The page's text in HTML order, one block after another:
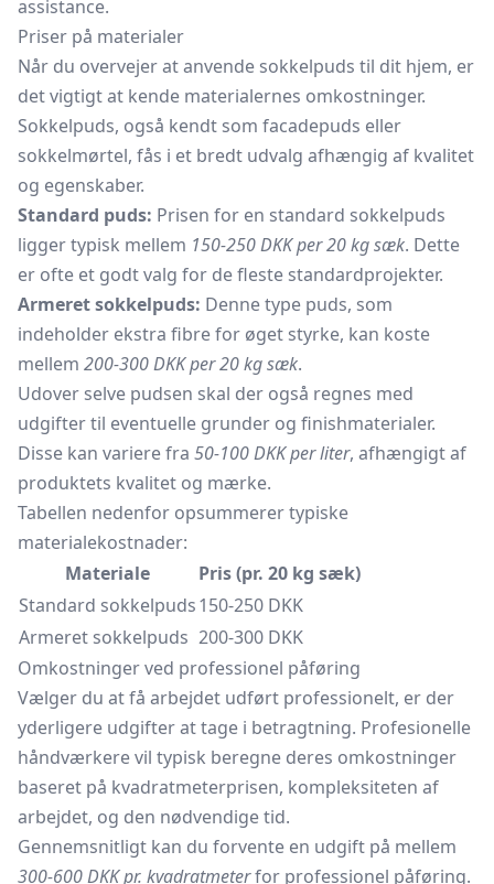
assistance.
Priser på materialer
Når du overvejer at anvende sokkelpuds til dit hjem, er
det vigtigt at kende materialernes omkostninger.
Sokkelpuds, også kendt som facadepuds eller
sokkelmørtel, fås i et bredt udvalg afhængig af kvalitet
og egenskaber.
Standard puds: Prisen for en standard sokkelpuds
ligger typisk mellem 150-250 DKK per 20 kg sæk. Dette
er ofte et godt valg for de fleste standardprojekter.
Armeret sokkelpuds: Denne type puds, som
indeholder ekstra fibre for øget styrke, kan koste
mellem 200-300 DKK per 20 kg sæk.
Udover selve pudsen skal der også regnes med
udgifter til eventuelle grunder og finishmaterialer.
Disse kan variere fra 50-100 DKK per liter, afhængigt af
produktets kvalitet og mærke.
Tabellen nedenfor opsummerer typiske
materialekostnader:
Materiale
Pris (pr. 20 kg sæk)
Standard sokkelpuds150-250 DKK
Armeret sokkelpuds 200-300 DKK
Omkostninger ved professionel påføring
Vælger du at få arbejdet udført professionelt, er der
yderligere udgifter at tage i betragtning. Profesionelle
håndværkere vil typisk beregne deres omkostninger
baseret på kvadratmeterprisen, kompleksiteten af
arbejdet, og den nødvendige tid.
Gennemsnitligt kan du forvente en udgift på mellem
300-600 DKK pr. kvadratmeterfor professionel påføring.